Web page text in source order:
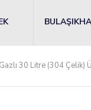
30 Litre (304 Çelik)